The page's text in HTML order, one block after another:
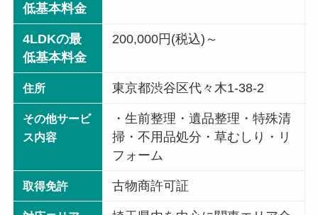
低基本料金
4LDKの最
低基本料金
200,000円(税込)～
住所 東京都渋谷区代々木1-38-2
その他サービ
ス内容
・生前整理・遺品整理・特殊清
掃・不用品処分・草むしり・リ
フォーム
取得免許 古物商許可証